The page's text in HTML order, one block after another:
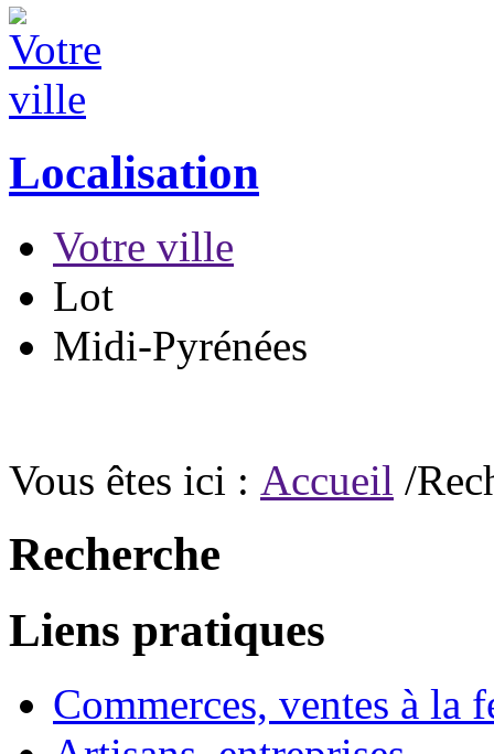
Localisation
Votre ville
Lot
Midi-Pyrénées
Vous êtes ici : Accueil /
Recherche
Liens pratiques
Commerces, ventes à la